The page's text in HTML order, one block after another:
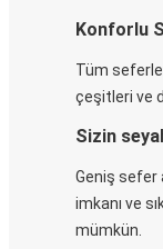
Konforlu
Tüm
çeşitleri ve
Sizin
Geniş sefer
imkanı ve
mümkün.